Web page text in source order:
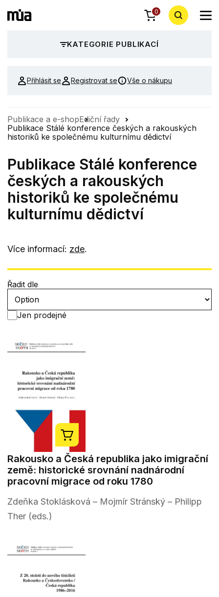
0
KATEGORIE PUBLIKACÍ
Přihlásit se Registrovat se Vše o nákupu
Publikace a e-shopEdiční řady
Publikace Stálé konference českých a rakouských
historiků ke společnému kulturnímu dědictví
Publikace Stálé konference
českých a rakouských
historiků ke společnému
kulturnímu dědictví
Více informací: zde.
Řadit dle
Jen prodejné
Rakousko a Česká republika jako imigrační
země: historické srovnání nadnárodní
pracovní migrace od roku 1780
Zdeňka Stoklásková – Mojmír Stránský – Philipp
Ther (eds.)